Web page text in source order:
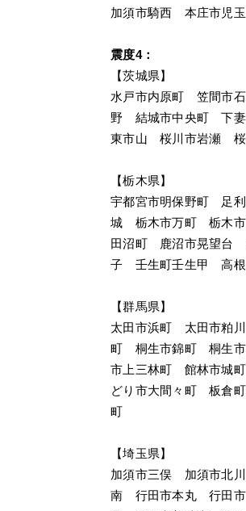
加須市騎西　本庄市児
震度4：
【茨城県】
水戸市内原町　笠間市
野　結城市中央町　下
東市山　桜川市岩瀬　
【栃木県】
宇都宮市明保野町　足
城　栃木市万町　栃木
田沼町　鹿沼市晃望台
子　壬生町壬生甲　高
【群馬県】
太田市浜町　太田市粕
町　桐生市錦町　桐生
市上三林町　館林市城
どり市大間々町　板倉
町
【埼玉県】
加須市三俣　加須市北
南　行田市本丸　行田